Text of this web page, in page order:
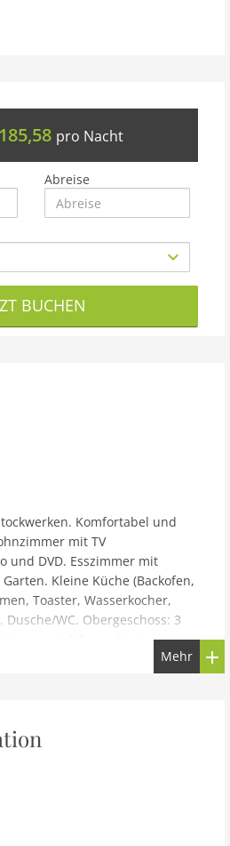
185,58 pro Nacht
Abreise
BUCHEN
Komfortabel und
mit TV
und DVD. Esszimmer mit
Kleine Küche (Backofen,
Toaster, Wasserkocher,
WC. Obergeschoss: 3
Waschmaschine,
4 km vom Zentrum von
in einem Wohnquartier. Zur
Mehr